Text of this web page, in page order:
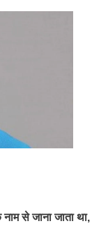
से जाना जाता था,